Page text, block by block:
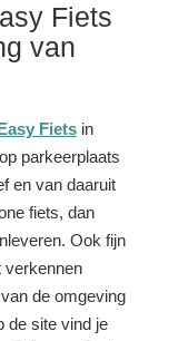
Fiets
van
Fietsin
parkeerplaats
en van daaruit
fiets, dan
Ook fijn
verkennen
de omgeving
de site vind je